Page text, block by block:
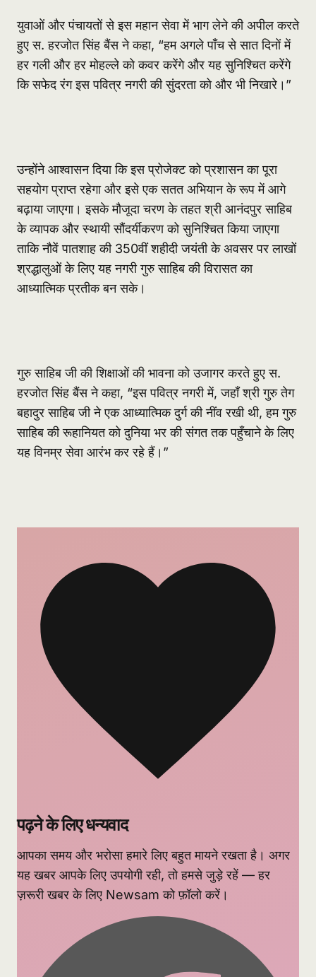
युवाओं और पंचायतों से इस महान सेवा में भाग लेने की अपील करते
हुए स. हरजोत सिंह बैंस ने कहा, “हम अगले पाँच से सात दिनों में
हर गली और हर मोहल्ले को कवर करेंगे और यह सुनिश्चित करेंगे
कि सफेद रंग इस पवित्र नगरी की सुंदरता को और भी निखारे।”
उन्होंने आश्वासन दिया कि इस प्रोजेक्ट को प्रशासन का पूरा
सहयोग प्राप्त रहेगा और इसे एक सतत अभियान के रूप में आगे
बढ़ाया जाएगा। इसके मौजूदा चरण के तहत श्री आनंदपुर साहिब
के व्यापक और स्थायी सौंदर्यीकरण को सुनिश्चित किया जाएगा
ताकि नौवें पातशाह की 350वीं शहीदी जयंती के अवसर पर लाखों
श्रद्धालुओं के लिए यह नगरी गुरु साहिब की विरासत का
आध्यात्मिक प्रतीक बन सके।
गुरु साहिब जी की शिक्षाओं की भावना को उजागर करते हुए स.
हरजोत सिंह बैंस ने कहा, “इस पवित्र नगरी में, जहाँ श्री गुरु तेग
बहादुर साहिब जी ने एक आध्यात्मिक दुर्ग की नींव रखी थी, हम गुरु
साहिब की रूहानियत को दुनिया भर की संगत तक पहुँचाने के लिए
यह विनम्र सेवा आरंभ कर रहे हैं।”
पढ़ने के लिए धन्यवाद
आपका समय और भरोसा हमारे लिए बहुत मायने रखता है। अगर
यह खबर आपके लिए उपयोगी रही, तो हमसे जुड़े रहें — हर
ज़रूरी खबर के लिए Newsam को फ़ॉलो करें।